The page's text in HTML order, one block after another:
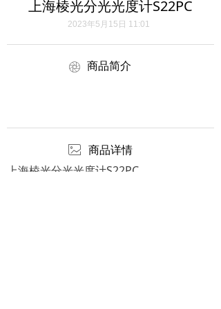
上海棱光分光光度计S22PC
商品简介
2023年5月15日 11:01
商品详情
上海棱光分光光度计S22PC
ꁵ
ꂈ